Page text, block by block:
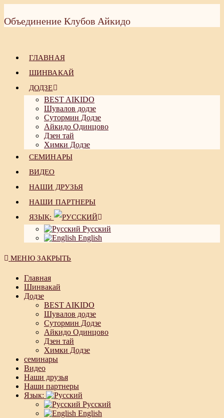
к
содержимому
Объединение Клубов Айкидо
ГЛАВНАЯ
ШИНВАКАЙ
ДОДЗЕ
BEST AIKIDO
Шувалов додзе
Сутормин Додзе
Айкидо Одинцово
Дзен тай
Химки Додзе
СЕМИНАРЫ
ВИДЕО
НАШИ ДРУЗЬЯ
НАШИ ПАРТНЕРЫ
ЯЗЫК:
Русский
English
МЕНЮ ЗАКРЫТЬ
Главная
Шинвакай
Додзе
BEST AIKIDO
Шувалов додзе
Сутормин Додзе
Айкидо Одинцово
Дзен тай
Химки Додзе
семинары
Видео
Наши друзья
Наши партнеры
Язык:
Русский
English